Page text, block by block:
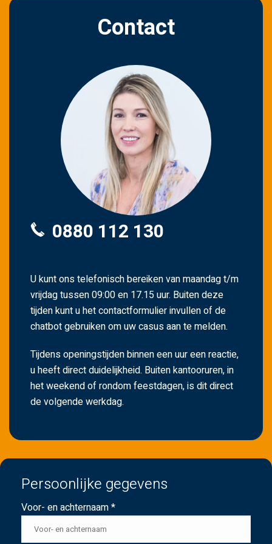
Contact
0880 112 130
U kunt ons telefonisch bereiken van maandag t/m
vrijdag tussen 09:00 en 17.15 uur. Buiten deze
tijden kunt u het contactformulier invullen of de
chatbot gebruiken om uw casus aan te melden.
Tijdens openingstijden binnen een uur een reactie,
u heeft direct duidelijkheid. Buiten kantooruren, in
het weekend of rondom feestdagen, is dit direct
de volgende werkdag.
Persoonlijke gegevens
Voor- en achternaam *